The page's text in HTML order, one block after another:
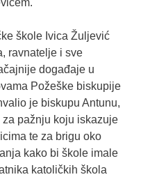
škole Ivica Žuljević
ravnatelje i sve
događaje u
Požeške biskupije
je biskupu Antunu,
pažnju koju iskazuje
te za brigu oko
kako bi škole imale
katoličkih škola